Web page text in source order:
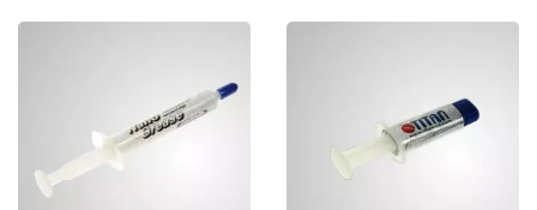
却ファンを特徴としてお
に伝達し、ヒートシンクの
効率を大幅に向上させま
す。さらに、デュアル冷却
ファンを装備するための振